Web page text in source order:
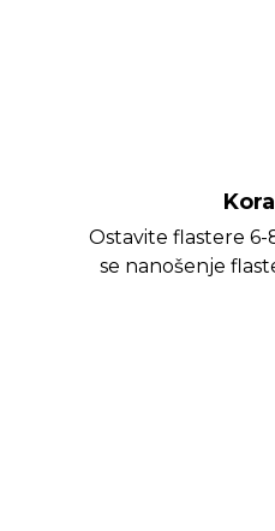
Ostavite flastere
se nanošenje